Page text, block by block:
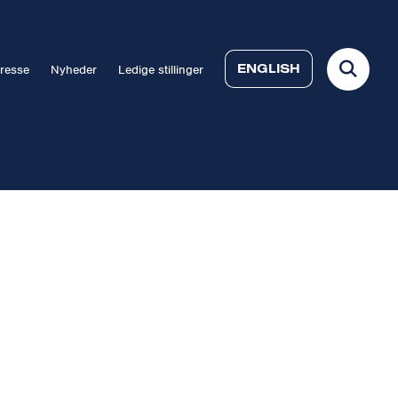
Nyheder Ledige stillinger ENGLISH